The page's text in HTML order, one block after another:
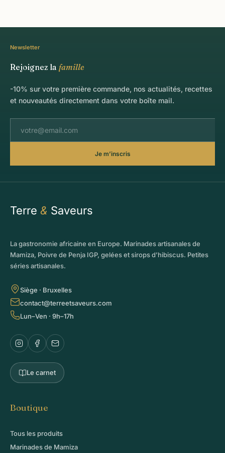
Newsletter
Rejoignez la famille
-10% sur votre première commande, nos actualités, recettes
et nouveautés directement dans votre boîte mail.
Je m’inscris
Terre & Saveurs
La gastronomie africaine en Europe. Marinades artisanales de
Mamiza, Poivre de Penja IGP, gelées et sirops d’hibiscus. Petites
séries artisanales.
Siège · Bruxelles
contact@terreetsaveurs.com
Lun–Ven · 9h–17h
Le carnet
Boutique
Tous les produits
Marinades de Mamiza